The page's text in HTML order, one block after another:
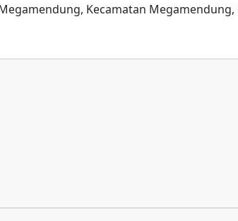
Kecamatan Megamendung,